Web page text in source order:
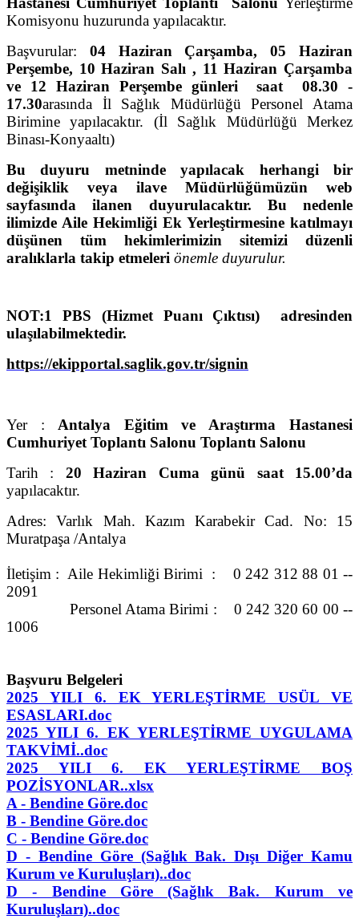
Komisyonu huzurunda yapılacaktır.
Başvurular: 04 Haziran Çarşamba, 05 Haziran
Perşembe, 10 Haziran Salı , 11 Haziran Çarşamba
ve 12 Haziran Perşembe günleri saat 08.30 -
17.30arasında İl Sağlık Müdürlüğü Personel Atama
Birimine yapılacaktır. (İl Sağlık Müdürlüğü Merkez
Binası-Konyaaltı)
Bu duyuru metninde yapılacak herhangi bir
değişiklik veya ilave Müdürlüğümüzün web
sayfasında ilanen duyurulacaktır. Bu nedenle
ilimizde Aile Hekimliği Ek Yerleştirmesine katılmayı
düşünen tüm hekimlerimizin sitemizi düzenli
aralıklarla takip etmeleri önemle duyurulur.
NOT:1 PBS (Hizmet Puanı Çıktısı)
adresinden
ulaşılabilmektedir.
https://ekipportal.saglik.gov.tr/signin
Yer : Antalya Eğitim ve Araştırma Hastanesi
Cumhuriyet Toplantı Salonu Toplantı Salonu
Tarih : 20 Haziran Cuma günü saat 15.00’da
yapılacaktır.
Adres: Varlık Mah. Kazım Karabekir Cad. No: 15
Muratpaşa /Antalya
İletişim : Aile Hekimliği Birimi : 0 242 312 88 01 --
2091
Personel Atama Birimi : 0 242 320 60 00 --
1006
Başvuru Belgeleri
2025 YILI 6. EK YERLEŞTİRME USÜL VE
ESASLARI.doc
2025 YILI 6. EK YERLEŞTİRME UYGULAMA
TAKVİMİ..doc
2025 YILI 6. EK YERLEŞTİRME BOŞ
POZİSYONLAR..xlsx
A - Bendine Göre.doc
B - Bendine Göre.doc
C - Bendine Göre.doc
D - Bendine Göre (Sağlık Bak. Dışı Diğer Kamu
Kurum ve Kuruluşları)..doc
D - Bendine Göre (Sağlık Bak. Kurum ve
Kuruluşları)..doc